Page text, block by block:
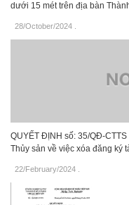
dưới 15 mét trên địa bàn
28/October/2024
QUYẾT ĐỊNH số: 35/QĐ-
Thủy sản về việc xóa đăng ký
22/February/2024